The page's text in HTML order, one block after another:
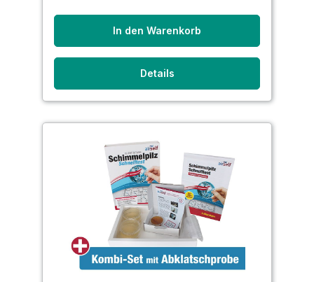
In den Warenkorb
Details